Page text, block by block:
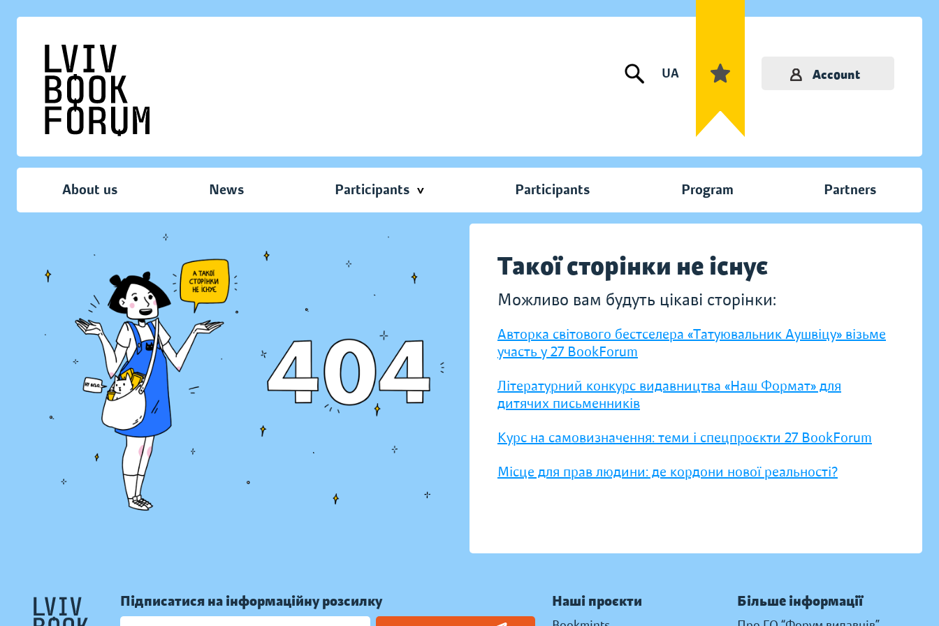
UA Account
About us News Participants Participants Program Partners
Такої сторінки не існує
Можливо вам будуть цікаві сторінки:
Авторка світового бестселера «Татуювальник Аушвіцу» візьме
участь у 27 BookForum
Літературний конкурс видавництва «Наш Формат» для
дитячих письменників
Курс на самовизначення: теми і спецпроєкти 27 BookForum
Місце для прав людини: де кордони нової реальності?
Підписатися на інформаційну розсилку Наші проєкти Більше інформації